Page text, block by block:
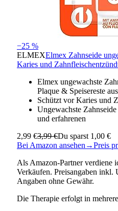
−25 %
ELMEXElmex Zahnseide
Karies und
Elmex ungewachste
Plaque & Speisereste
Schützt vor Karies und
Ungewachste
und erfahrenen
2,99 €3,99 €Du sparst 1,00 €
Bei Amazon ansehen →Preis
Als Amazon-Partner verdiene
Verkäufen. Preisangaben
Angaben ohne Gewähr.
Die Therapie erfolgt in